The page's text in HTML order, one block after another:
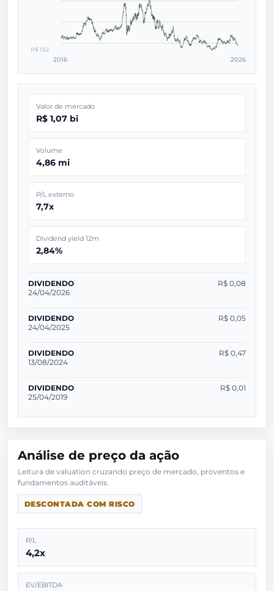
R$ 1,52
2016 2026
Valor de mercado
R$ 1,07 bi
Volume
4,86 mi
P/L externo
7,7x
Dividend yield 12m
2,84%
DIVIDENDO
24/04/2026
R$ 0,08
DIVIDENDO
24/04/2025
R$ 0,05
DIVIDENDO
13/08/2024
R$ 0,47
DIVIDENDO
25/04/2019
R$ 0,01
Análise de preço da ação
Leitura de valuation cruzando preço de mercado, proventos e
DESCONTADA COM RISCO
P/L
4,2x
EV/EBITDA